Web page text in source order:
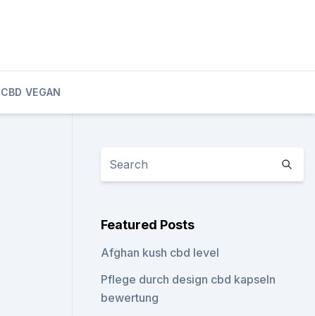
CBD VEGAN
Featured Posts
Afghan kush cbd level
Pflege durch design cbd kapseln
bewertung